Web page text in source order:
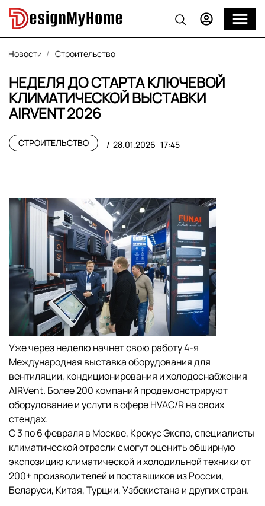
Новости Строительство
НЕДЕЛЯ ДО СТАРТА КЛЮЧЕВОЙ
КЛИМАТИЧЕСКОЙ ВЫСТАВКИ
AIRVENT 2026
СТРОИТЕЛЬСТВО 28.01.2026 17:45
Уже через неделю начнет свою работу 4-я
Международная выставка оборудования для
вентиляции, кондиционирования и холодоснабжения
AIRVent. Более 200 компаний продемонстрируют
оборудование и услуги в сфере HVAC/R на своих
стендах.
С 3 по 6 февраля в Москве, Крокус Экспо, специалисты
климатической отрасли смогут оценить обширную
экспозицию климатической и холодильной техники от
200+ производителей и поставщиков из России,
Беларуси, Китая, Турции, Узбекистана и других стран.